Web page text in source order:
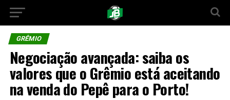
GRÊMIO
Negociação avançada: saiba os
valores que o Grêmio está aceitando
na venda do Pepê para o Porto!